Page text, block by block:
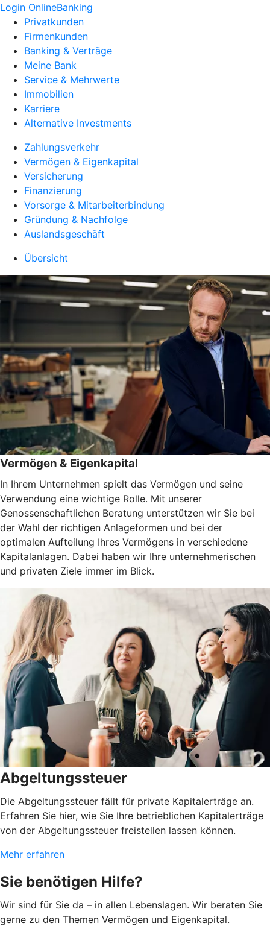
Login OnlineBanking
Privatkunden
Firmenkunden
Banking & Verträge
Meine Bank
Service & Mehrwerte
Immobilien
Karriere
Alternative Investments
Zahlungsverkehr
Vermögen & Eigenkapital
Versicherung
Finanzierung
Vorsorge & Mitarbeiterbindung
Gründung & Nachfolge
Auslandsgeschäft
Übersicht
Vermögen & Eigenkapital
In Ihrem Unternehmen spielt das Vermögen und seine
Verwendung eine wichtige Rolle. Mit unserer
Genossenschaftlichen Beratung unterstützen wir Sie bei
der Wahl der richtigen Anlageformen und bei der
optimalen Aufteilung Ihres Vermögens in verschiedene
Kapitalanlagen. Dabei haben wir Ihre unternehmerischen
und privaten Ziele immer im Blick.
Abgeltungssteuer
Die Abgeltungssteuer fällt für private Kapitalerträge an.
Erfahren Sie hier, wie Sie Ihre betrieblichen Kapitalerträge
von der Abgeltungssteuer freistellen lassen können.
Mehr erfahren
Sie benötigen Hilfe?
Wir sind für Sie da – in allen Lebenslagen. Wir beraten Sie
gerne zu den Themen Vermögen und Eigenkapital.